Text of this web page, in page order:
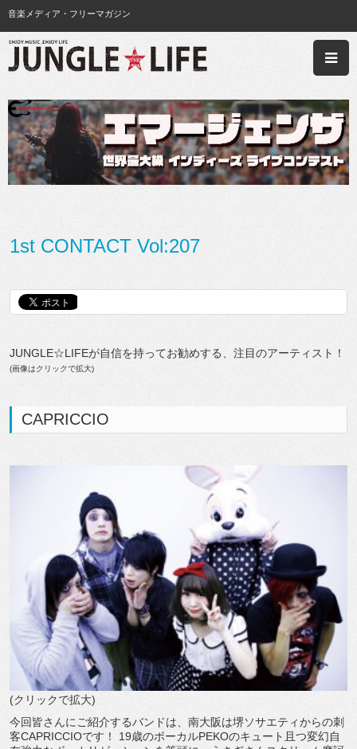
音楽メディア・フリーマガジン
1st CONTACT Vol:207
JUNGLE☆LIFEが自信を持ってお勧めする、注目のアーティスト！
(画像はクリックで拡大)
CAPRICCIO
(クリックで拡大)
今回皆さんにご紹介するバンドは、南大阪は堺ソサエティからの刺
客CAPRICCIOです！ 19歳のボーカルPEKOのキュート且つ変幻自